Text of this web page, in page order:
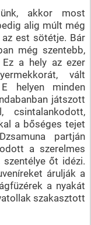
akkor most
alig múlt még
est sötétje. Bár
még szentebb,
a hely az ezer
vált
helyen minden
játszott
csintalankodott,
a bőséges tejet
partján
a szerelmes
őt idézi.
árulják a
a nyakát
szakasztott